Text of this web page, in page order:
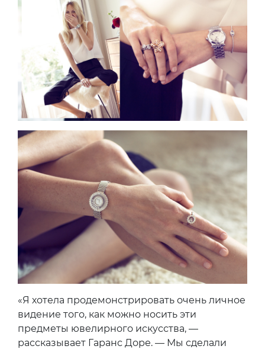
«Я хотела продемонстрировать очень личное
видение того, как можно носить эти
предметы ювелирного искусства, —
рассказывает Гаранс Доре. — Мы сделали